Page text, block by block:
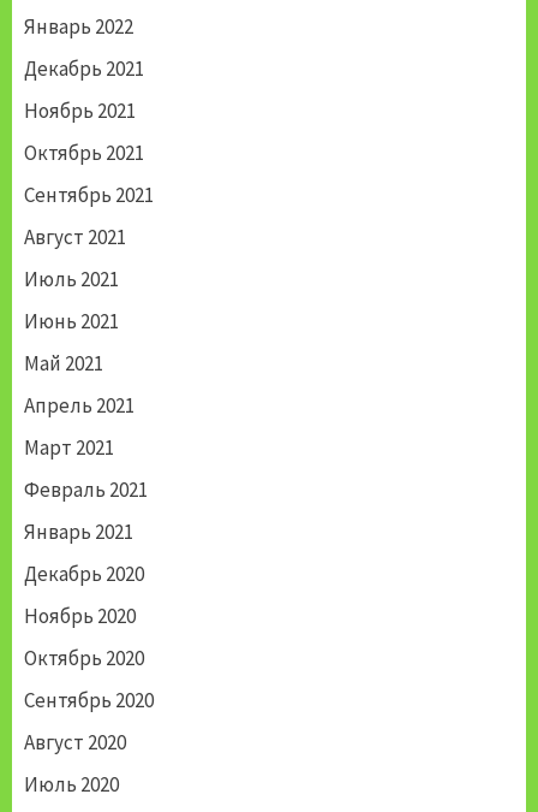
Январь 2022
Декабрь 2021
Ноябрь 2021
Октябрь 2021
Сентябрь 2021
Август 2021
Июль 2021
Июнь 2021
Май 2021
Апрель 2021
Март 2021
Февраль 2021
Январь 2021
Декабрь 2020
Ноябрь 2020
Октябрь 2020
Сентябрь 2020
Август 2020
Июль 2020